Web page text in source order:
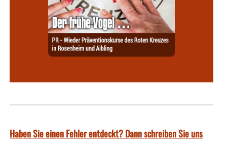
Haben Sie einen Fehler entdeckt? Dann schreiben Sie uns